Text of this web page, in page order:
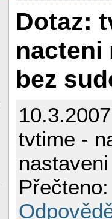
Dotaz:
nacteni
bez
tvtime -